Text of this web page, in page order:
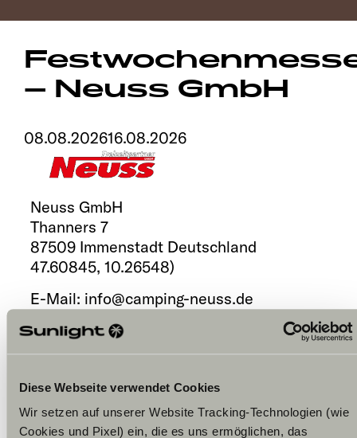
Diese Webseite verwendet Cookies
Wir setzen auf unserer Website Tracking-Technologien (wie
Cookies und Pixel) ein, die es uns ermöglichen, das
Fahrzeugbörse
Händlersuche
Explore
Service
– Neuss GmbH
08.08.202616.08.2026
Neuss GmbH
Thanners 7
87509 Immenstadt Deutschland
47.60845, 10.26548)
E-Mail: info@camping-neuss.de
Telefonnummer:
+49 (0)8379929420
Zum Kalender hinzufügen